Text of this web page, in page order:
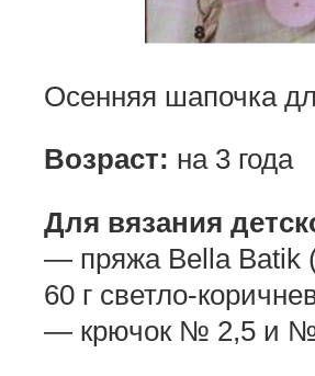
Осенняя шапочка
Возраст: на 3 года
Для вязания
— пряжа Bella Batik
60 г светло-
— крючок № 2,5 и